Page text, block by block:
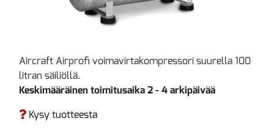
Aircraft Airprofi voimavirtakompressori suurella 100
litran säiliöllä.
Keskimääräinen toimitusaika 2 - 4 arkipäivää
Kysy tuotteesta